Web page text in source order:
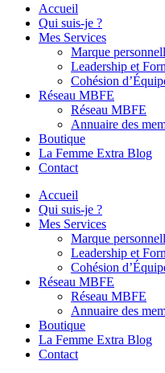
Accueil
Qui suis-je ?
Mes Services
Marque
Leadership et
Cohésion
Réseau MBFE
Réseau MBFE
Annuaire des
Boutique
La Femme Extra Blog
Contact
Accueil
Qui suis-je ?
Mes Services
Marque
Leadership et
Cohésion
Réseau MBFE
Réseau MBFE
Annuaire des
Boutique
La Femme Extra Blog
Contact